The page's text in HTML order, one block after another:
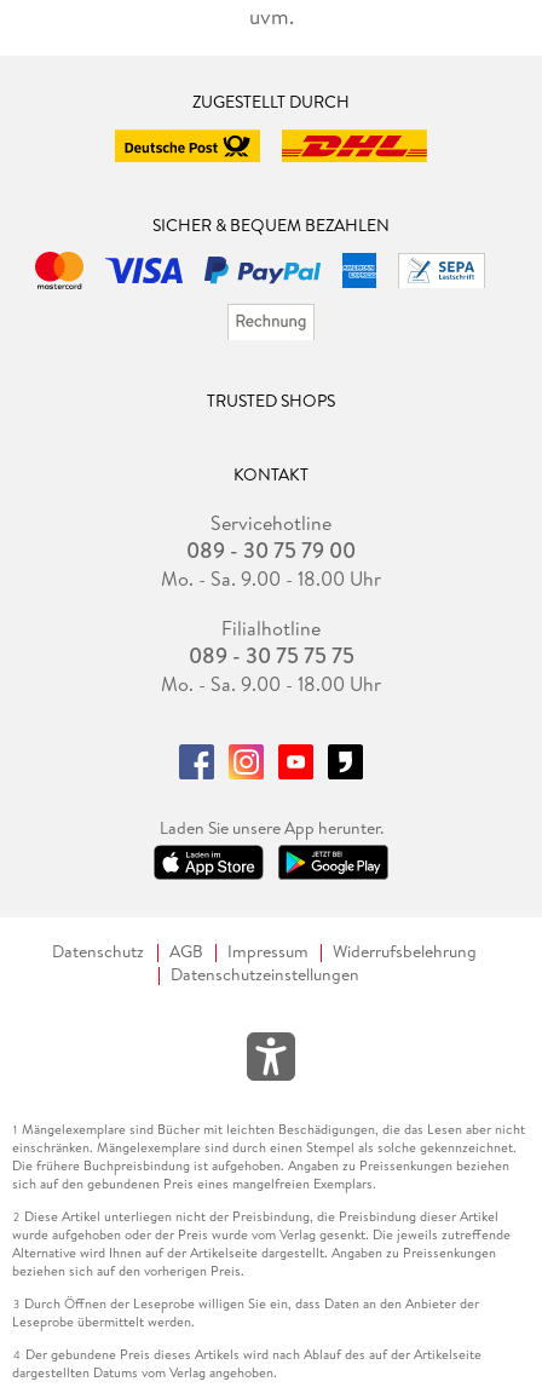
uvm.
ZUGESTELLT DURCH
SICHER & BEQUEM BEZAHLEN
TRUSTED SHOPS
KONTAKT
Servicehotline
089 - 30 75 79 00
Mo. - Sa. 9.00 - 18.00 Uhr
Filialhotline
089 - 30 75 75 75
Mo. - Sa. 9.00 - 18.00 Uhr
Laden Sie unsere App herunter.
Datenschutz AGB Impressum
Widerrufsbelehrung
Datenschutzeinstellungen
1 Mängelexemplare sind Bücher mit leichten Beschädigungen, die das Lesen aber nicht
einschränken. Mängelexemplare sind durch einen Stempel als solche gekennzeichnet.
Die frühere Buchpreisbindung ist aufgehoben. Angaben zu Preissenkungen beziehen
sich auf den gebundenen Preis eines mangelfreien Exemplars.
2 Diese Artikel unterliegen nicht der Preisbindung, die Preisbindung dieser Artikel
wurde aufgehoben oder der Preis wurde vom Verlag gesenkt. Die jeweils zutreffende
Alternative wird Ihnen auf der Artikelseite dargestellt. Angaben zu Preissenkungen
beziehen sich auf den vorherigen Preis.
3 Durch Öffnen der Leseprobe willigen Sie ein, dass Daten an den Anbieter der
Leseprobe übermittelt werden.
4 Der gebundene Preis dieses Artikels wird nach Ablauf des auf der Artikelseite
dargestellten Datums vom Verlag angehoben.